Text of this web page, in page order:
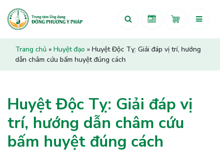
Trang chủ » Huyệt đạo » Huyệt Độc Tỵ: Giải đáp vị trí, hướng
dẫn châm cứu bấm huyệt đúng cách
Huyệt Độc Tỵ: Giải đáp vị
trí, hướng dẫn châm cứu
bấm huyệt đúng cách